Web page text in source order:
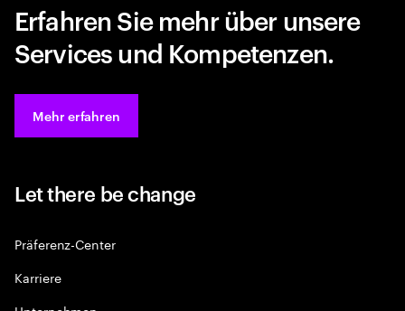
Erfahren Sie mehr über unsere
Services und Kompetenzen.
Mehr erfahren
Let there be change
Präferenz-Center
Karriere